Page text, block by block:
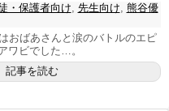
・保護者向け 先生向け 熊谷優
おばあさんと涙のバトルのエピ
ワビでした…。
記事を読む